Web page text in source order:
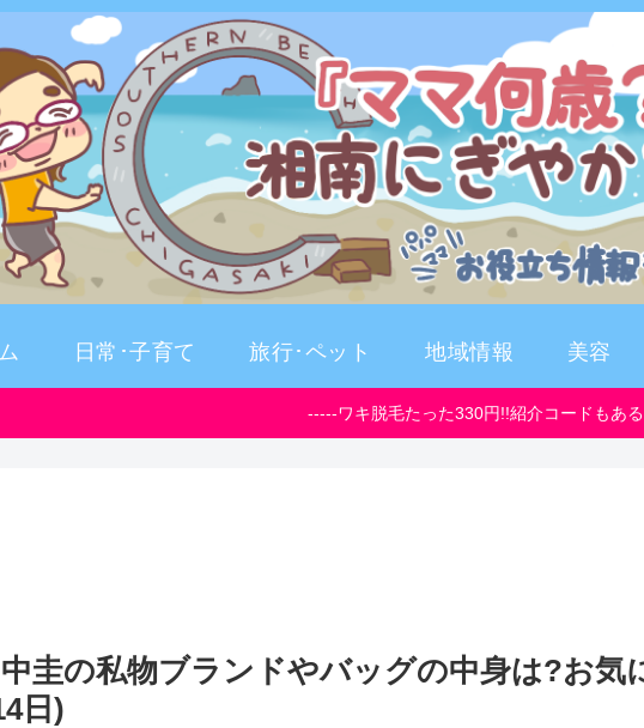
日常･子育て 旅行･ペット 地域情報 美容
-----ワキ脱毛たった330円!!紹介コードもあ
中圭の私物ブランドやバッグの中身は?お気
日)